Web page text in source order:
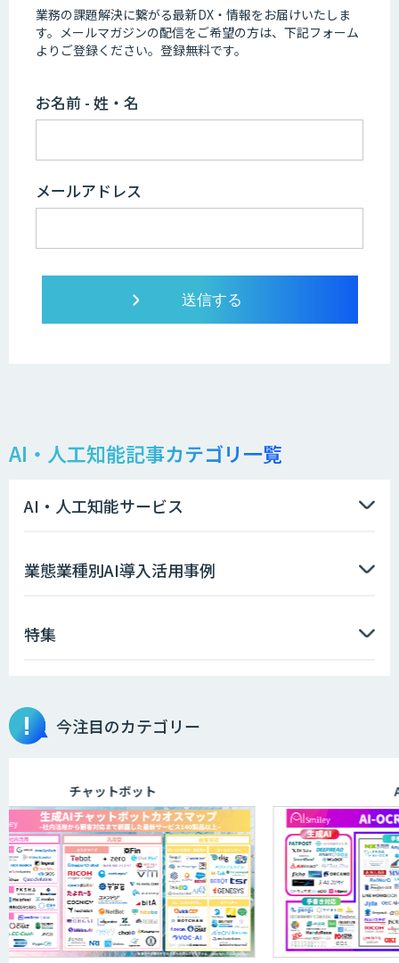
業務の課題解決に繋がる最新DX・情報をお届けいたしま
す。 メールマガジンの配信をご希望の方は、下記フォーム
よりご登録ください。登録無料です。
お名前 - 姓・名
メールアドレス
AI・人工知能記事カテゴリ一覧
AI・人工知能サービス
業態業種別AI導入活用事例
特集
今注目のカテゴリー
チャットボット AI-